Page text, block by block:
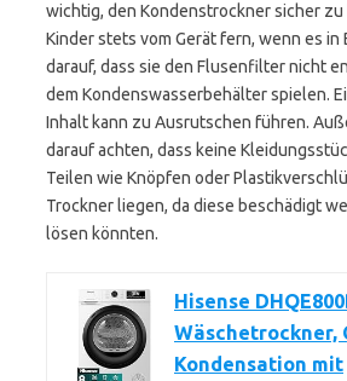
wichtig, den Kondenstrockner sicher zu
Kinder stets vom Gerät fern, wenn es in
darauf, dass sie den Flusenfilter nicht
dem Kondenswasserbehälter spielen.
Inhalt kann zu Ausrutschen führen.
darauf achten, dass keine
Teilen wie Knöpfen oder
Trockner liegen, da diese beschädigt
lösen könnten.
Hisense
Wäschetrockner,
Kondensation mit